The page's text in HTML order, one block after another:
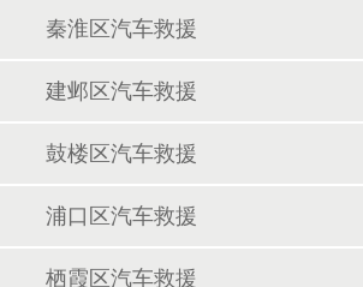
秦淮区汽车救援
建邺区汽车救援
鼓楼区汽车救援
浦口区汽车救援
栖霞区汽车救援